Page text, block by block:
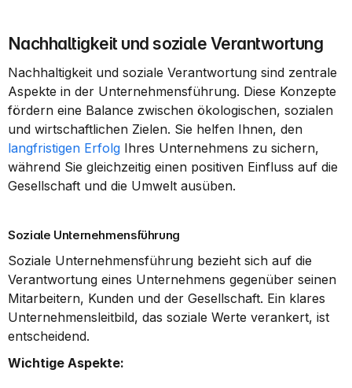
Nachhaltigkeit und soziale Verantwortung
Nachhaltigkeit und soziale Verantwortung sind zentrale
Aspekte in der Unternehmensführung. Diese Konzepte
fördern eine Balance zwischen ökologischen, sozialen
langfristigen Erfolg Ihres Unternehmens zu sichern,
während Sie gleichzeitig einen positiven Einfluss auf die
Gesellschaft und die Umwelt ausüben.
Soziale Unternehmensführung
Soziale Unternehmensführung bezieht sich auf die
Verantwortung eines Unternehmens gegenüber seinen
Mitarbeitern, Kunden und der Gesellschaft. Ein klares
Unternehmensleitbild, das soziale Werte verankert, ist
entscheidend.
Wichtige Aspekte: